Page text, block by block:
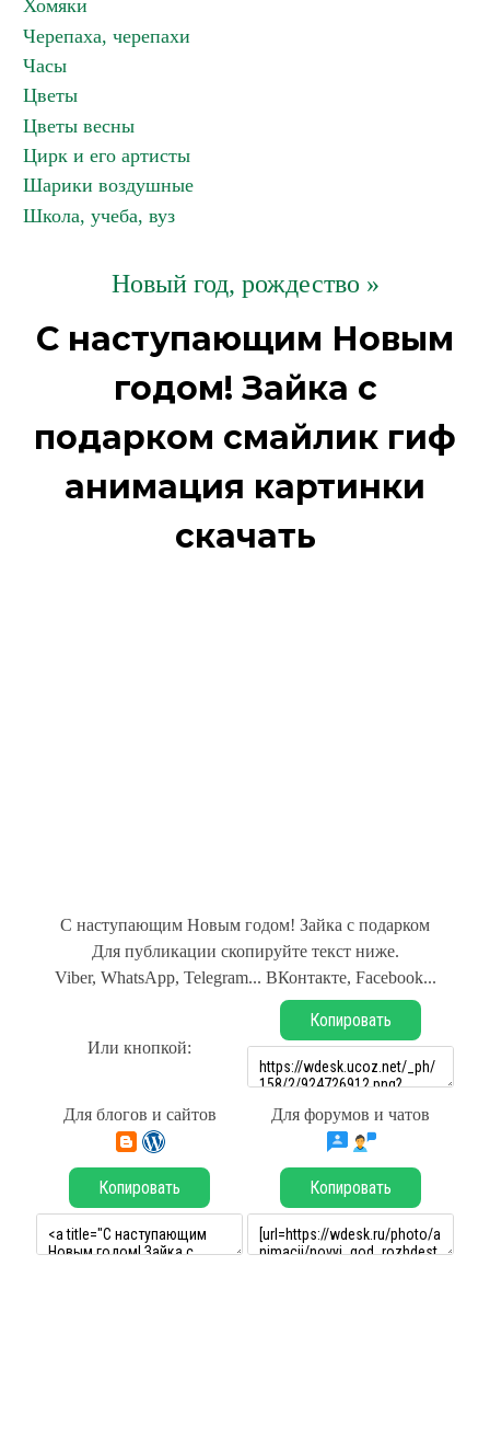
Хомяки
Черепаха, черепахи
Часы
Цветы
Цветы весны
Цирк и его артисты
Шарики воздушные
Школа, учеба, вуз
Новый год, рождество »
С наступающим Новым
годом! Зайка с
подарком смайлик гиф
анимация картинки
скачать
С наступающим Новым годом! Зайка с подарком
Для публикации скопируйте текст ниже.
Viber, WhatsApp, Telegram... ВКонтакте, Facebook...
Или кнопкой:
Копировать
Для блогов и сайтов Для форумов и чатов
Копировать Копировать